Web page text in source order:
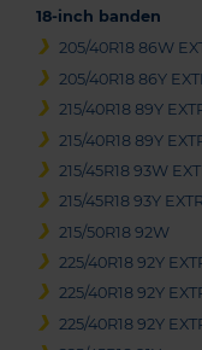
18-inch banden
205/40R18 86W
205/40R18 86Y
215/40R18 89Y
215/40R18 89Y
215/45R18 93W
215/45R18 93Y
215/50R18 92W
225/40R18 92Y
225/40R18 92Y
225/40R18 92Y